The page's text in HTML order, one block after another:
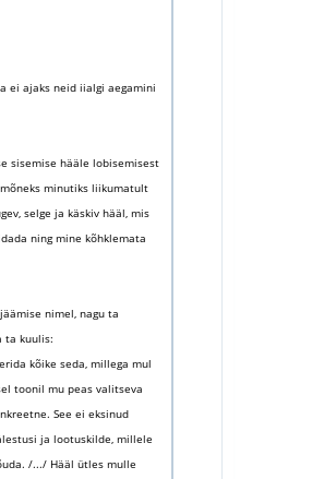
ei ajaks neid iialgi aegamini
sisemise hääle lobisemisest
minutiks liikumatult
selge ja käskiv hääl, mis
ning mine kõhklemata
nimel, nagu ta
ta kuulis:
kõike seda, millega mul
toonil mu peas valitseva
See ei eksinud
ja lootuskilde, millele
/.../ Hääl ütles mulle